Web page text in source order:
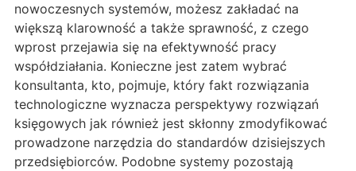
nowoczesnych systemów, możesz zakładać na
większą klarowność a także sprawność, z czego
wprost przejawia się na efektywność pracy
współdziałania. Konieczne jest zatem wybrać
konsultanta, kto, pojmuje, który fakt rozwiązania
technologiczne wyznacza perspektywy rozwiązań
księgowych jak również jest skłonny zmodyfikować
prowadzone narzędzia do standardów dzisiejszych
przedsiębiorców. Podobne systemy pozostają